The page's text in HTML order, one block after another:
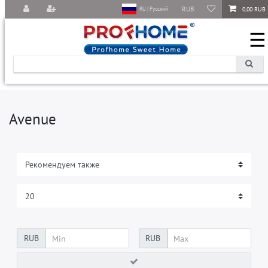
RUB 0,00 RUB
RU | Русский
☰
Avenue
RUB RUB